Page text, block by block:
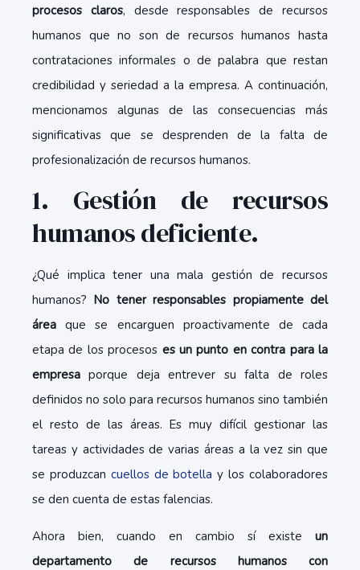
procesos claros, desde responsables de recursos
humanos que no son de recursos humanos hasta
contrataciones informales o de palabra que restan
credibilidad y seriedad a la empresa. A continuación,
mencionamos algunas de las consecuencias más
significativas que se desprenden de la falta de
profesionalización de recursos humanos.
1. Gestión de recursos
humanos deficiente.
¿Qué implica tener una mala gestión de recursos
humanos? No tener responsables propiamente del
áreaque se encarguen proactivamente de cada
etapa de los procesos es un punto en contra para la
empresa porque deja entrever su falta de roles
definidos no solo para recursos humanos sino también
el resto de las áreas. Es muy difícil gestionar las
tareas y actividades de varias áreas a la vez sin que
se produzcan cuellos de botellay los colaboradores
se den cuenta de estas falencias.
Ahora bien, cuando en cambio sí existe un
departamento de recursos humanos con